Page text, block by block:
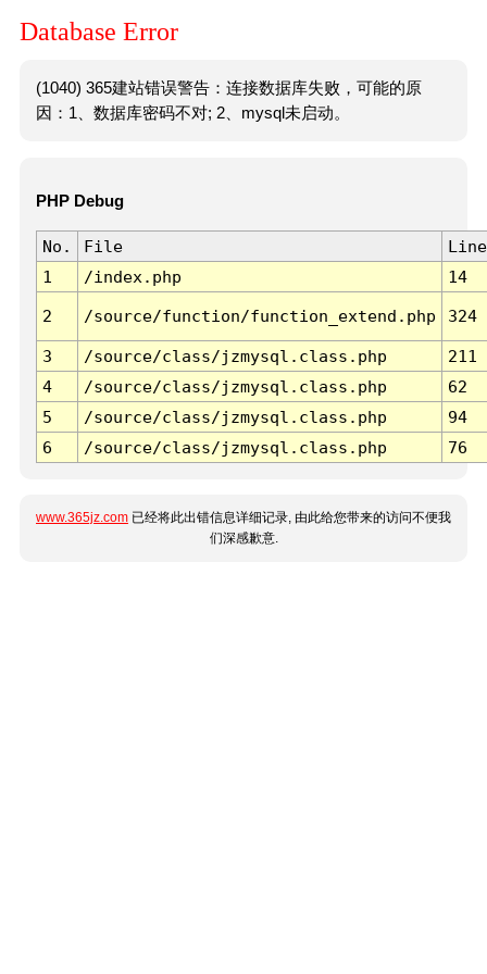
Database Error
(1040) 365建站错误警告：连接数据库失败，可能的原
因：1、数据库密码不对; 2、mysql未启动。
PHP Debug
No. File
Line
1
/index.php 14
2 /source/function/function_extend.php 324
3 /source/class/jzmysql.class.php
211
4
/source/class/jzmysql.class.php
62
5
/source/class/jzmysql.class.php
94
6
/source/class/jzmysql.class.php 76
www.365jz.com 已经将此出错信息详细记录, 由此给您带来的访问不便我
们深感歉意.